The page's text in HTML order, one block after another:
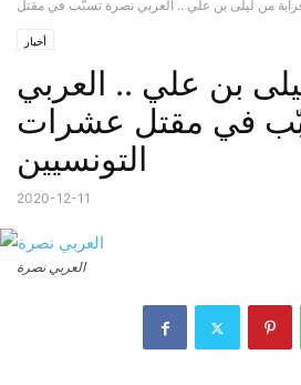
أخبار
بن علي .. العربي
في مقتل عشرات
التونسيين
2020-12-11
العربي نصرة